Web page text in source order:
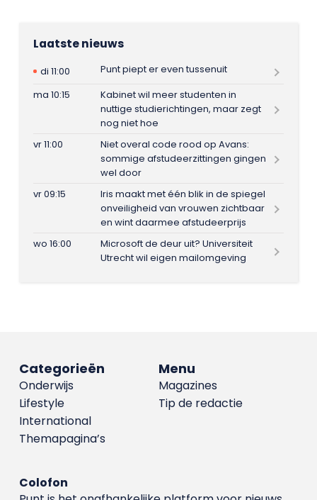
Laatste nieuws
di 11:00
Punt piept er even tussenuit
ma 10:15
Kabinet wil meer studenten in
nuttige studierichtingen, maar zegt
nog niet hoe
vr 11:00
Niet overal code rood op Avans:
sommige afstudeerzittingen gingen
wel door
vr 09:15
Iris maakt met één blik in de spiegel
onveiligheid van vrouwen zichtbaar
en wint daarmee afstudeerprijs
wo 16:00
Microsoft de deur uit? Universiteit
Utrecht wil eigen mailomgeving
Menu
Magazines
Tip de redactie
Categorieën
Onderwijs
Lifestyle
International
Themapagina’s
Colofon